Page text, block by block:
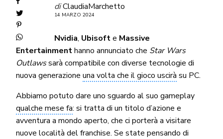
diClaudiaMarchetto
14 MARZO 2024
Nvidia, Ubisofte Massive
Entertainmenthanno annunciato che Star Wars
Outlawssarà compatibile con diverse tecnologie di
nuova generazione una volta che il gioco uscirà su PC.
Abbiamo potuto dare uno sguardo al suo gameplay
qualche mese fa: si tratta di un titolo d’azione e
avventura a mondo aperto, che ci porterà a visitare
nuove località del franchise. Se state pensando di